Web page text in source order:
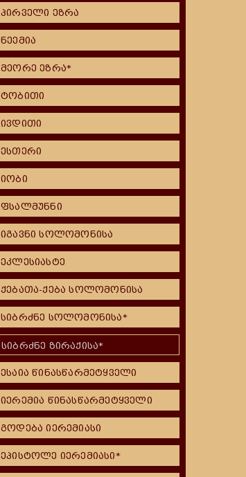
პირველი ეზრა
ნეემია
მეორე ეზრა*
ტობითი
ივდითი
ესთერი
იობი
ფსალმუნნი
იგავნი სოლომონისა
ეკლესიასტე
ქებათა-ქება სოლომონისა
სიბრძნე სოლომონისა*
სიბრძნე ზირაქისა*
ესაია წინასწარმეტყველი
იერემია წინასწარმეტყველი
გოდება იერემიასი
ეპისტოლე იერემიასი*